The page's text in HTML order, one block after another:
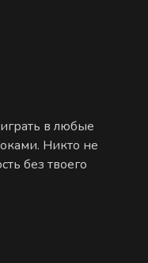
в любые
Никто не
без твоего